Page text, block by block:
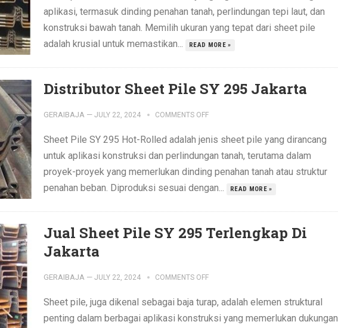
aplikasi, termasuk dinding penahan tanah, perlindungan tepi laut, dan
konstruksi bawah tanah. Memilih ukuran yang tepat dari sheet pile
adalah krusial untuk memastikan...
READ MORE »
Distributor Sheet Pile SY 295 Jakarta
GERAIBAJA — JULY 22, 2024 COMMENTS OFF
Sheet Pile SY 295 Hot-Rolled adalah jenis sheet pile yang dirancang
untuk aplikasi konstruksi dan perlindungan tanah, terutama dalam
proyek-proyek yang memerlukan dinding penahan tanah atau struktur
penahan beban. Diproduksi sesuai dengan...
READ MORE »
Jual Sheet Pile SY 295 Terlengkap Di
Jakarta
GERAIBAJA — JULY 22, 2024 COMMENTS OFF
Sheet pile, juga dikenal sebagai baja turap, adalah elemen struktural
penting dalam berbagai aplikasi konstruksi yang memerlukan dukungan